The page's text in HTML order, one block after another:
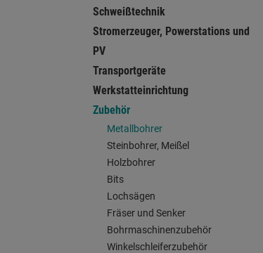
Schweißtechnik
Stromerzeuger, Powerstations und
PV
Transportgeräte
Werkstatteinrichtung
Zubehör
Metallbohrer
Steinbohrer, Meißel
Holzbohrer
Bits
Lochsägen
Fräser und Senker
Bohrmaschinenzubehör
Winkelschleiferzubehör